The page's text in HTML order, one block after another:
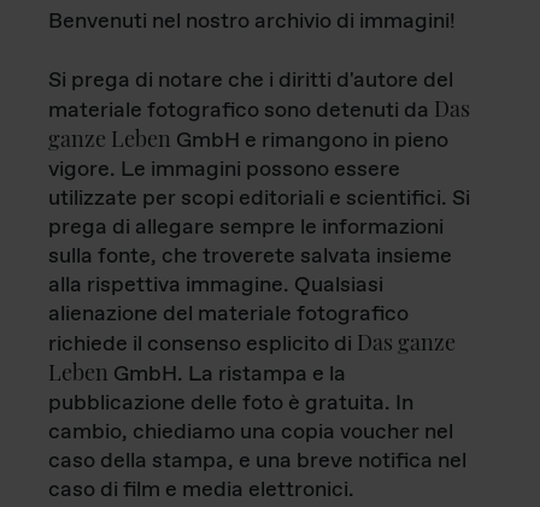
Benvenuti nel nostro archivio di immagini!
Si prega di notare che i diritti d'autore del
materiale fotografico sono detenuti da Das
ganze Leben GmbH e rimangono in pieno
vigore. Le immagini possono essere
utilizzate per scopi editoriali e scientifici. Si
prega di allegare sempre le informazioni
sulla fonte, che troverete salvata insieme
alla rispettiva immagine. Qualsiasi
alienazione del materiale fotografico
richiede il consenso esplicito di Das ganze
Leben GmbH. La ristampa e la
pubblicazione delle foto è gratuita. In
cambio, chiediamo una copia voucher nel
caso della stampa, e una breve notifica nel
caso di film e media elettronici.